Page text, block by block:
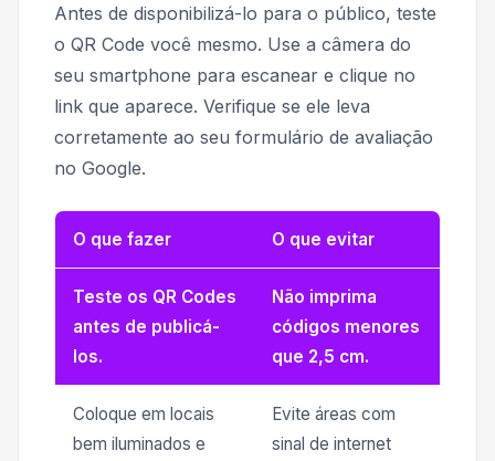
Antes de disponibilizá-lo para o público, teste
o QR Code você mesmo. Use a câmera do
seu smartphone para escanear e clique no
link que aparece. Verifique se ele leva
corretamente ao seu formulário de avaliação
no Google.
O que fazer O que evitar
Teste os QR Codes
antes de publicá-
los.
Não imprima
códigos menores
que 2,5 cm.
Coloque em locais
bem iluminados e
Evite áreas com
sinal de internet